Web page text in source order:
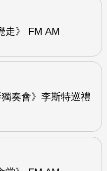
走》 FM AM
獨奏會》李斯特巡禮